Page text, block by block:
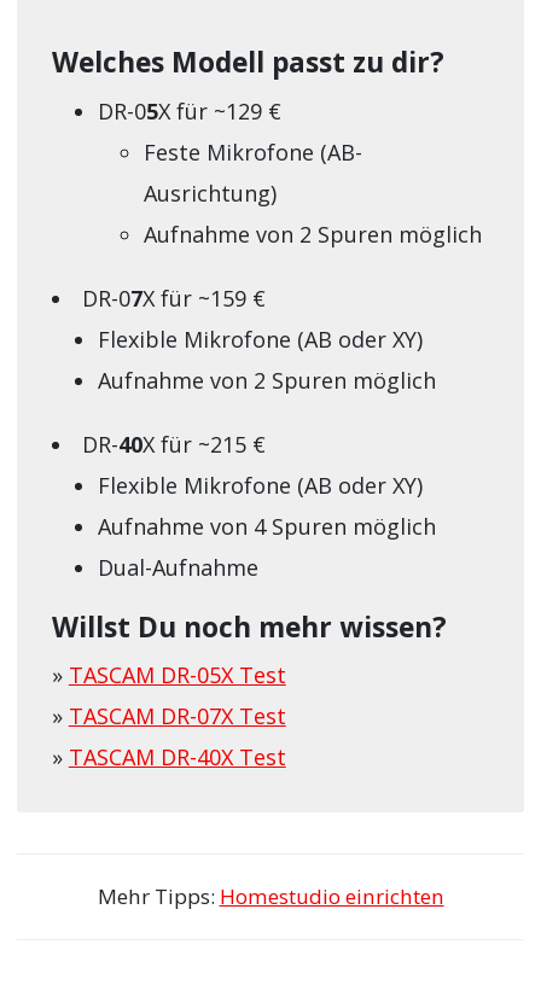
Welches Modell passt zu dir?
DR-05X für ~129 €
Feste Mikrofone (AB-
Ausrichtung)
Aufnahme von 2 Spuren möglich
DR-07X für ~159 €
Flexible Mikrofone (AB oder XY)
Aufnahme von 2 Spuren möglich
DR-40X für ~215 €
Flexible Mikrofone (AB oder XY)
Aufnahme von 4 Spuren möglich
Dual-Aufnahme
Willst Du noch mehr wissen?
» TASCAM DR-05X Test
» TASCAM DR-07X Test
» TASCAM DR-40X Test
Mehr Tipps: Homestudio einrichten